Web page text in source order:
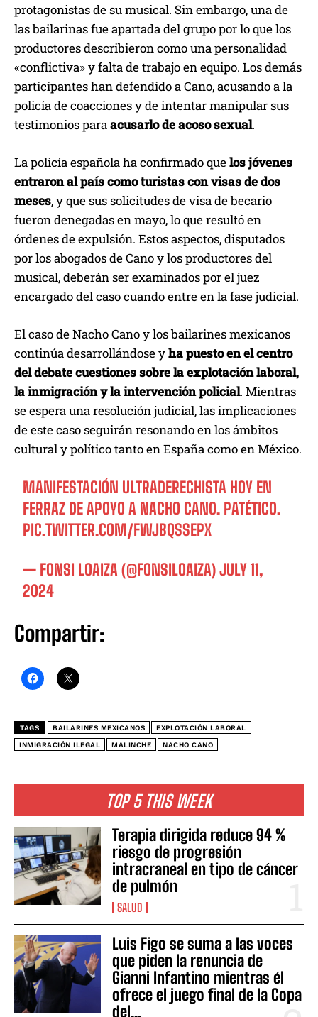
TOP 5 THIS WEEK
Terapia dirigida reduce 94 %
riesgo de progresión
intracraneal en tipo de cáncer
de pulmón
SALUD
Luis Figo se suma a las voces
que piden la renuncia de
Gianni Infantino mientras él
ofrece el juego final de la Copa
del...
protagonistas de su musical. Sin embargo, una de
las bailarinas fue apartada del grupo por lo que los
productores describieron como una personalidad
«conflictiva» y falta de trabajo en equipo. Los demás
participantes han defendido a Cano, acusando a la
policía de coacciones y de intentar manipular sus
testimonios paraacusarlo de acoso sexual.
La policía española ha confirmado quelos jóvenes
entraron al país como turistas con visas de dos
meses, y que sus solicitudes de visa de becario
fueron denegadas en mayo, lo que resultó en
órdenes de expulsión. Estos aspectos, disputados
por los abogados de Cano y los productores del
musical, deberán ser examinados por el juez
encargado del caso cuando entre en la fase judicial.
El caso de Nacho Cano y los bailarines mexicanos
continúa desarrollándose yha puesto en el centro
del debate cuestiones sobre la explotación laboral,
la inmigración y la intervención policial. Mientras
se espera una resolución judicial, las implicaciones
de este caso seguirán resonando en los ámbitos
cultural y político tanto en España como en México.
MANIFESTACIÓN ULTRADERECHISTA HOY EN
FERRAZ DE APOYO A NACHO CANO. PATÉTICO.
PIC.TWITTER.COM/FWJBQSSEPX
— FONSI LOAIZA (@FONSILOAIZA)JULY 11,
2024
Compartir:
TAGS BAILARINES MEXICANOS EXPLOTACIÓN LABORAL
INMIGRACIÓN ILEGAL MALINCHE NACHO CANO